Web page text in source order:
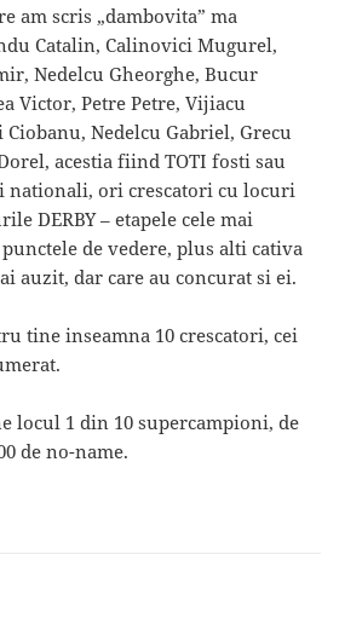
am scris „dambovita” ma
Catalin, Calinovici Mugurel,
Nedelcu Gheorghe, Bucur
Victor, Petre Petre, Vijiacu
Nedelcu Gabriel, Grecu
acestia fiind TOTI fosti sau
nationali, ori crescatori cu locuri
DERBY – etapele cele mai
de vedere, plus alti cativa
auzit, dar care au concurat si ei.
tine inseamna 10 crescatori, cei
locul 1 din 10 supercampioni, de
de no-name.